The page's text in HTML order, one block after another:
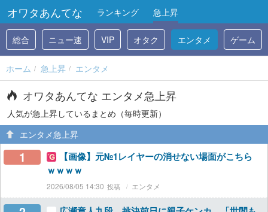
オワタあんてな ランキング 急上昇
総合 ニュー速 VIP オタク エンタメ ゲーム
ホーム 急上昇 エンタメ
オワタあんてな エンタメ急上昇
人気が急上昇しているまとめ（毎時更新）
エンタメ急上昇
1
【画像】元№1レイヤーの消せない場面がこちら
ｗｗｗｗ
2026/08/05 14:30 エンタメ